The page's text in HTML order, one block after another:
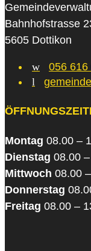
Bahnhofstrasse
5605 Dottikon
w
056 616
l
Montag 08.00 –
Dienstag 08.00
Mittwoch 08.00
Donnerstag
Freitag 08.00 –